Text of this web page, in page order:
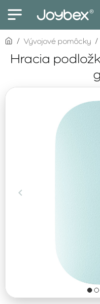
Hracia
homeVývojové pomôcky